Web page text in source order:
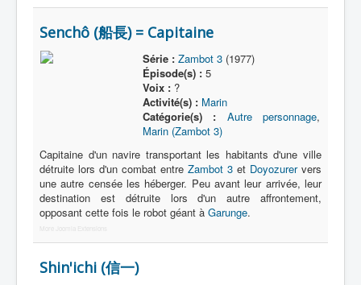
Senchô (船長) = Capitaine
Série : Zambot 3(1977)
Épisode(s) :5
Voix :?
Activité(s) : Marin
Catégorie(s) :
Autre personnage,
Marin (Zambot 3)
Capitaine d'un navire transportant les habitants d'une ville
détruite lors d'un combat entre Zambot 3 et Doyozurervers
une autre censée les héberger. Peu avant leur arrivée, leur
destination est détruite lors d'un autre affrontement,
opposant cette fois le robot géant à Garunge.
More Joomla Extensions
Shin'ichi (信一)